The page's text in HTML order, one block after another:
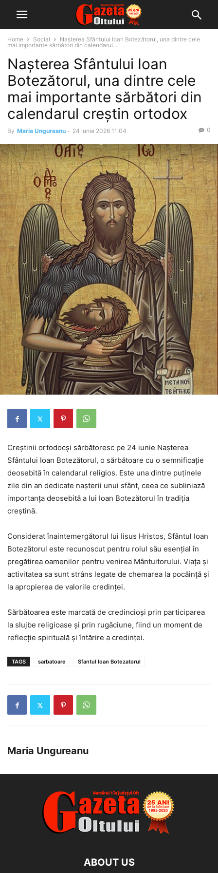
Home Social
Nașterea Sfântului Ioan Botezătorul, una dintre cele
mai importante sărbători din calendarul...
Nașterea Sfântului Ioan
Botezătorul, una dintre cele
mai importante sărbători din
calendarul creștin ortodox
By Maria Ungureanu - 24 iunie 2026 11:04 0
Creștinii ortodocși sărbătoresc pe 24 iunie Nașterea
Sfântului Ioan Botezătorul, o sărbătoare cu o semnificație
deosebită în calendarul religios. Este una dintre puținele
zile din an dedicate nașterii unui sfânt, ceea ce subliniază
importanța deosebită a lui Ioan Botezătorul în tradiția
creștină.
Considerat înaintemergătorul lui Iisus Hristos, Sfântul Ioan
Botezătorul este recunoscut pentru rolul său esențial în
pregătirea oamenilor pentru venirea Mântuitorului. Viața și
activitatea sa sunt strâns legate de chemarea la pocăință și
la apropierea de valorile credinței.
Sărbătoarea este marcată de credincioși prin participarea
la slujbe religioase și prin rugăciune, fiind un moment de
reflecție spirituală și întărire a credinței.
TAGS sarbatoare Sfantul Ioan Botezatorul
Maria Ungureanu
ABOUT US